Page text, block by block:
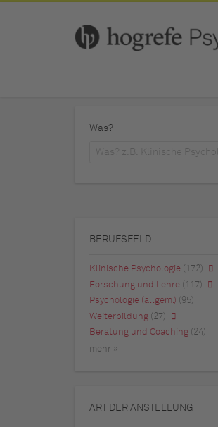
Was?
BERUFSFELD
Klinische Psychologie (172)
Forschung und Lehre (117)
Psychologie (allgem.) (95)
Weiterbildung
(27)
Beratung und Coaching
(24)
mehr »
ART DER ANSTELLUNG